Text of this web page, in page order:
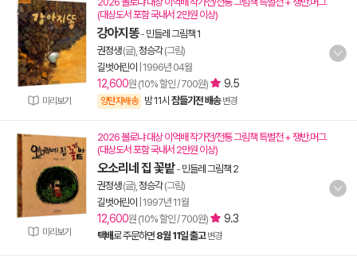
미리보기
(대상도서 포함 국내서 2만원 이상)
강아지똥- 민들레 그림책 1
권정생(글), 정승각(그림)
길벗어린이
1996년 04월
12,600원 (10% 할인 / 700원) 9.5
양탄자배송 밤 11시 잠들기전 배송 변경
미리보기
2026 볼로냐 대상 이억배 작가전/전통 그림책 특별전 + 쟁반.머그
(대상도서 포함 국내서 2만원 이상)
오소리네 집 꽃밭- 민들레 그림책 2
권정생(글), 정승각(그림)
길벗어린이
1997년 11월
12,600원 (10% 할인 / 700원) 9.3
택배로 주문하면 8월 11일 출고 변경